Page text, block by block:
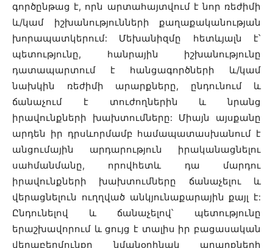
գործընթաց է, որն արտահայտվում է նոր ռեժիմի
և/կամ իշխանությունների քաղաքականության
խորապատկերում: Մեխանիզմը հետևյալն է՝
պետությունը, հանրային իշխանությունը
դատապարտում է հանցագործների և/կամ
նախկին ռեժիմի արարքները, ընդունում և
ճանաչում է տուժողներին և նրանց
իրավունքների խախտումները: Միայն այսքանը
արդեն իր դրսևորմամբ համապատասխանում է
անցումային արդարություն իրականացնելու
սահմանմանը, որովհետև դա մարդու
իրավունքների խախտումները ճանաչելու և
վերացնելուն ուղղված անկյունաքարային քայլ է:
Ընդունելով և ճանաչելով՝ պետությունը
երաշխավորում և ցույց է տալիս իր բացասական
վերաբերմունքը նմանօրինակ արարքների